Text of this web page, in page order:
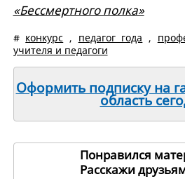
«Бессмертного полка»
# конкурс , педагог года ,
учителя и педагоги
Оформить подписку на
область
Понравился
Расскажи